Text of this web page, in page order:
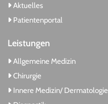
 Aktuelles
 Patientenportal
Leistungen
 Allgemeine Medizin
 Chirurgie
 Innere Medizin/ Dermatologie